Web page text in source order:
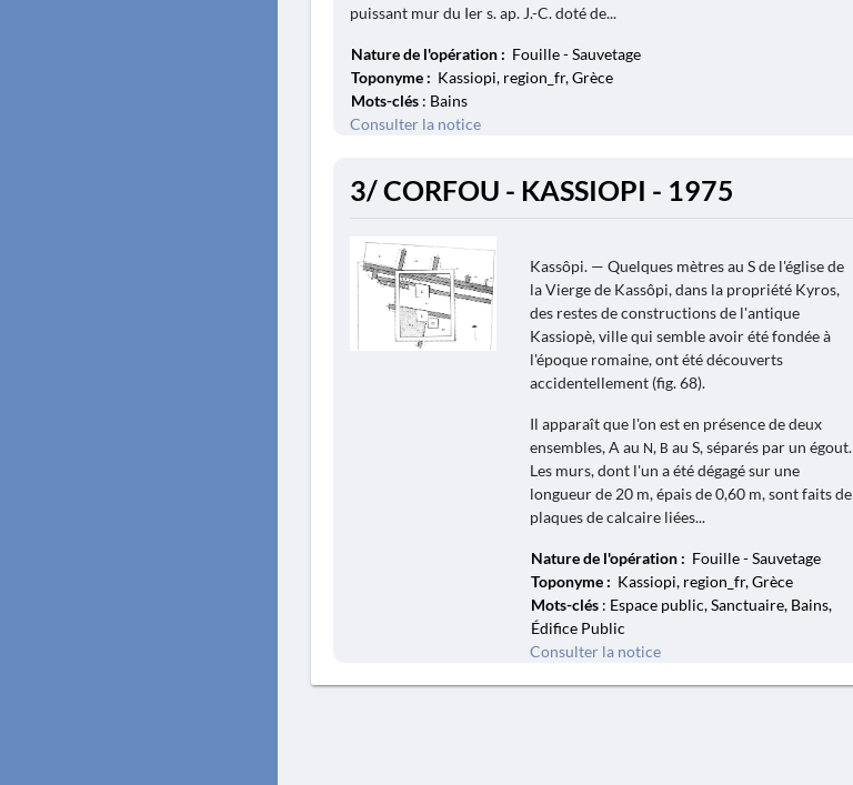
puissant mur du Ier s. ap. J.-C. doté de...
Nature de l'opération : Fouille - Sauvetage
Toponyme : Kassiopi, region_fr, Grèce
Mots-clés : Bains
Consulter la notice
3/ CORFOU - KASSIOPI - 1975
Kassôpi. — Quelques mètres au S de l'église de
la Vierge de Kassôpi, dans la propriété Kyros,
des restes de constructions de l'antique
Kassiopè, ville qui semble avoir été fondée à
l'époque romaine, ont été découverts
accidentellement (fig. 68).
Il apparaît que l'on est en présence de deux
ensembles, A au Ν, Β au S, séparés par un égout.
Les murs, dont l'un a été dégagé sur une
longueur de 20 m, épais de 0,60 m, sont faits de
plaques de calcaire liées...
Nature de l'opération : Fouille - Sauvetage
Toponyme : Kassiopi, region_fr, Grèce
Mots-clés: Espace public, Sanctuaire, Bains,
Édifice Public
Consulter la notice